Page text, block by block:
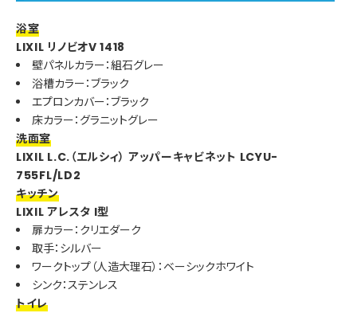
浴室
LIXIL リノビオV 1418
壁パネルカラー：組石グレー
浴槽カラー：ブラック
エプロンカバー：ブラック
床カラー：グラニットグレー
洗面室
LIXIL L.C.（エルシィ） アッパーキャビネット LCYU-
755FL/LD2
キッチン
LIXIL アレスタ I型
扉カラー：クリエダーク
取手：シルバー
ワークトップ（人造大理石）：ベーシックホワイト
シンク：ステンレス
トイレ